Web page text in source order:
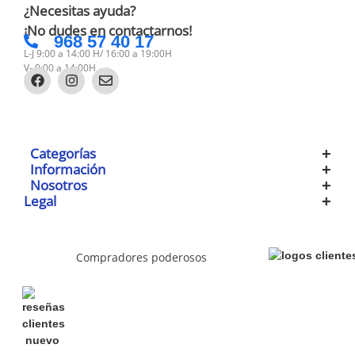
¿Necesitas ayuda?
¡No dudes en contactarnos!
968 57 40 17
L-J 9:00 a 14:00 H/ 16:00 a 19:00H
V- 9:00 a 14:00H
Categorías
Información
Nosotros
Legal
Compradores poderosos